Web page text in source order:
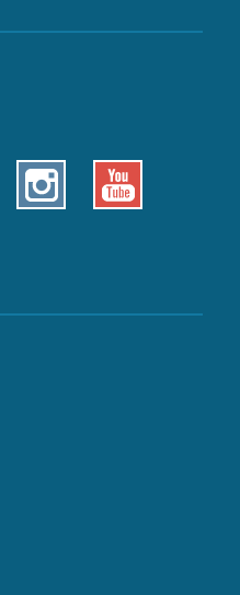
Instagram Youtube